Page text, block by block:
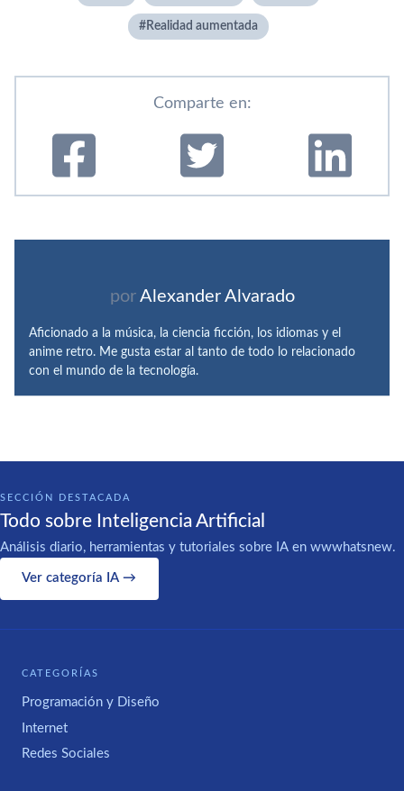
Realidad aumentada
Comparte en:
por Alexander Alvarado
Aficionado a la música, la ciencia ficción, los idiomas y el
anime retro. Me gusta estar al tanto de todo lo relacionado
con el mundo de la tecnología.
SECCIÓN DESTACADA
Todo sobre Inteligencia Artificial
Análisis diario, herramientas y tutoriales sobre IA en wwwhatsnew.
Ver categoría IA →
CATEGORÍAS
Programación y Diseño
Internet
Redes Sociales